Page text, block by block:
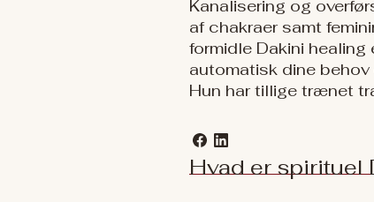
Kanalisering og
af chakraer samt
formidle Dakini
automatisk dine
Hun har tillige trænet
Hvad er spirituel